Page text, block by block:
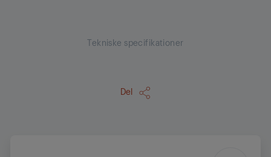
Tekniske specifikationer
Del